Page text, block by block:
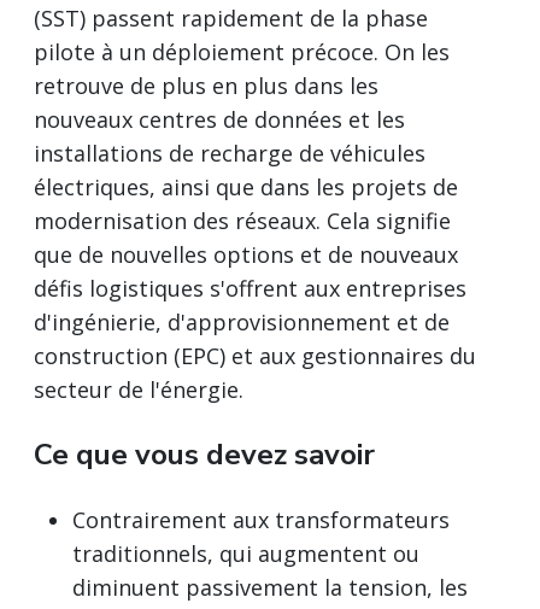
(SST) passent rapidement de la phase
pilote à un déploiement précoce. On les
retrouve de plus en plus dans les
nouveaux centres de données et les
installations de recharge de véhicules
électriques, ainsi que dans les projets de
modernisation des réseaux. Cela signifie
que de nouvelles options et de nouveaux
défis logistiques s'offrent aux entreprises
d'ingénierie, d'approvisionnement et de
construction (EPC) et aux gestionnaires du
secteur de l'énergie.
Ce que vous devez savoir
Contrairement aux transformateurs
traditionnels, qui augmentent ou
diminuent passivement la tension, les